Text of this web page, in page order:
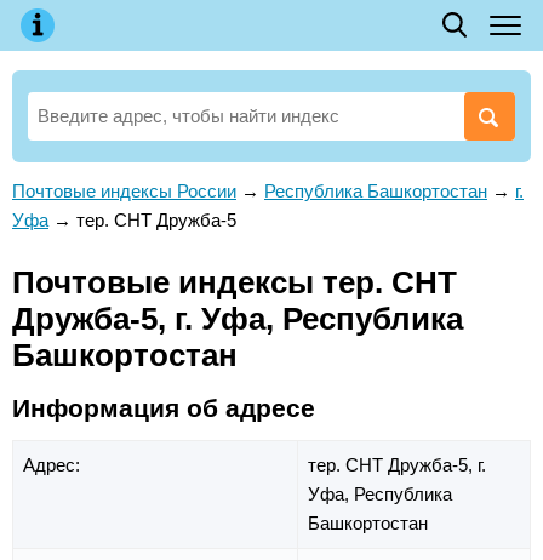
Почтовые индексы России → Республика Башкортостан → г.
Уфа → тер. СНТ Дружба-5
Почтовые индексы тер. СНТ
Дружба-5, г. Уфа, Республика
Башкортостан
Информация об адресе
Адрес: тер. СНТ Дружба-5, г.
Уфа, Республика
Башкортостан